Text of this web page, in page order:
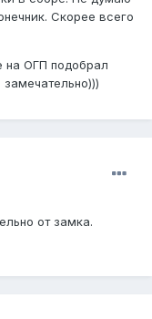
Скорее всего
на ОГП подобрал
от замка.